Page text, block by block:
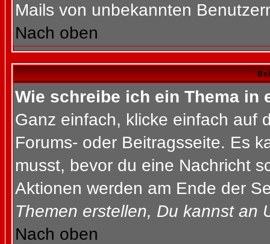
Mails von unbekannten
Nach oben
Wie schreibe ich ein Thema in
Ganz einfach, klicke einfach auf
Forums- oder Beitragsseite. Es
musst, bevor du eine Nachricht
Aktionen werden am Ende der
Themen erstellen, Du kannst an
Nach oben